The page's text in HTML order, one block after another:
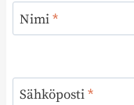
Nimi*
Sähköposti*